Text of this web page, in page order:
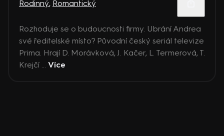
Rodinný, Romantický
Rozhoduje se o budoucnosti firmy. Ubrání Andrea
své ředitelské místo? Původní český seriál televize
Prima. Hrají D. Morávková, J. Kačer, L. Termerová, T.
Krejčí ... Více